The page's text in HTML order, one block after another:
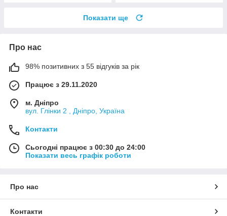
Показати ще
Про нас
98% позитивних з 55 відгуків за рік
Працює з 29.11.2020
м. Дніпро
вул. Глінки 2 , Дніпро, Україна
Контакти
Сьогодні працює з 00:30 до 24:00
Показати весь графік роботи
Про нас
Контакти